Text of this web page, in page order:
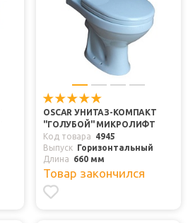
OSCAR УНИТАЗ-КОМПАКТ
"ГОЛУБОЙ" МИКРОЛИФТ
Код товара
4945
Выпуск Горизонтальный
Длина
660 мм
Товар закончился